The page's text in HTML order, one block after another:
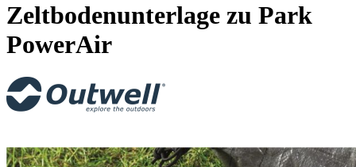
Zeltbodenunterlage zu Park
PowerAir